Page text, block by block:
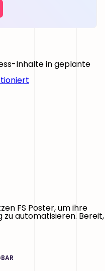
Inhalte in geplante
FS Poster, um ihre
automatisieren. Bereit,